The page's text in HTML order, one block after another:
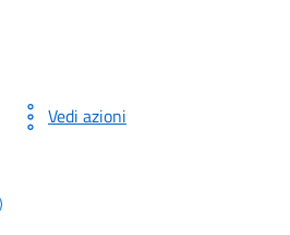
Vedi azioni